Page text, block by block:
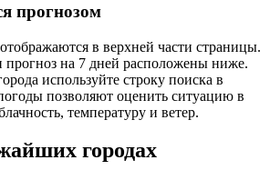
прогнозом
в верхней части страницы.
прогноз на 7 дней расположены ниже.
используйте строку поиска в
позволяют оценить ситуацию в
температуру и ветер.
городах